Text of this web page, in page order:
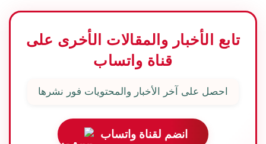
تابع الأخبار والمقالات الأخرى على
قناة واتساب
احصل على آخر الأخبار والمحتويات فور نشرها
انضم لقناة واتساب